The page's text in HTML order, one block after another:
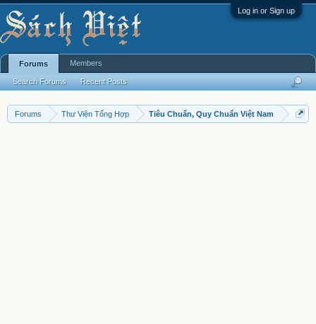
Log in or Sign up
Forums Thư Viện Tổng Hợp Tiêu Chuẩn, Quy Chuẩn Việt Nam
Forums
Search Forums Recent Posts
Members